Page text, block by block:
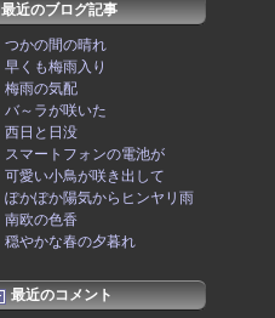
最近のブログ記事
つかの間の晴れ
早くも梅雨入り
梅雨の気配
バ～ラが咲いた
西日と日没
スマートフォンの電池が
可愛い小鳥が咲き出して
ぽかぽか陽気からヒンヤリ雨
南欧の色香
穏やかな春の夕暮れ
最近のコメント